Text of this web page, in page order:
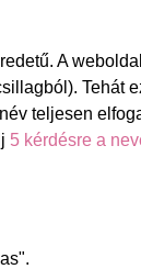
A
Tehát
teljesen
5 kérdésre a